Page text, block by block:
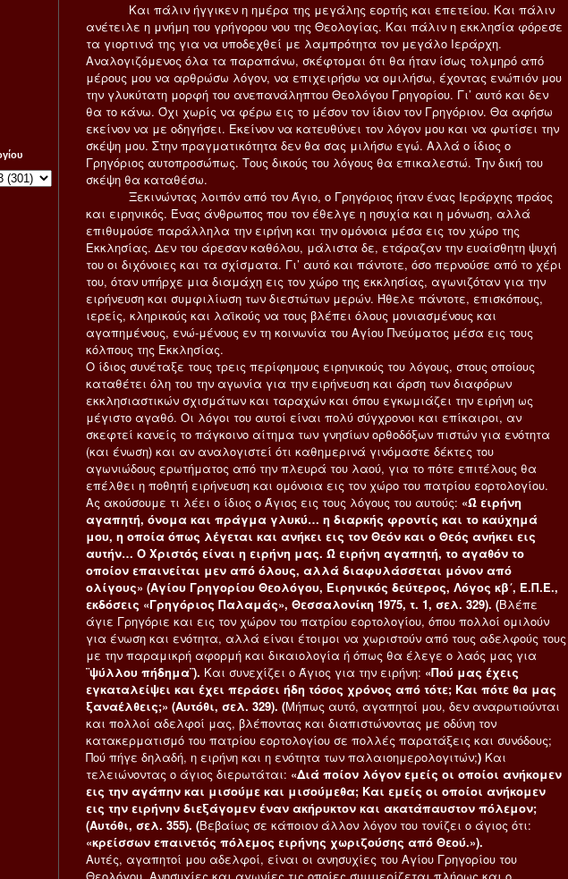
Και πάλιν ήγγικεν η ημέρα της μεγάλης εορτής και επετείου. Και πάλιν
ανέτειλε η μνήμη του γρήγορου νου της Θεολογίας. Και πάλιν η εκκλησία φόρεσε
τα γιορτινά της για να υποδεχθεί με λαμπρότητα τον μεγάλο Ιεράρχη.
Αναλογιζόμενος όλα τα παραπάνω, σκέφτομαι ότι θα ήταν ίσως τολμηρό από
μέρους μου να αρθρώσω λόγον, να επιχειρήσω να ομιλήσω, έχοντας ενώπιόν μου
την γλυκύτατη μορφή του ανεπανάληπτου Θεολόγου Γρηγορίου. Γι’ αυτό και δεν
θα το κάνω. Όχι χωρίς να φέρω εις το μέσον τον ίδιον τον Γρηγόριον. Θα αφήσω
εκείνον να με οδηγήσει. Εκείνον να κατευθύνει τον λόγον μου και να φωτίσει την
σκέψη μου. Στην πραγματικότητα δεν θα σας μιλήσω εγώ. Αλλά ο ίδιος ο
Γρηγόριος αυτοπροσώπως. Τους δικούς του λόγους θα επικαλεστώ. Την δική του
σκέψη θα καταθέσω.
Ξεκινώντας λοιπόν από τον Άγιο, ο Γρηγόριος ήταν ένας Ιεράρχης πράος
και ειρηνικός. Ένας άνθρωπος που τον έθελγε η ησυχία και η μόνωση, αλλά
επιθυμούσε παράλληλα την ειρήνη και την ομόνοια μέσα εις τον χώρο της
Εκκλησίας. Δεν του άρεσαν καθόλου, μάλιστα δε, ετάραζαν την ευαίσθητη ψυχή
του οι διχόνοιες και τα σχίσματα. Γι’ αυτό και πάντοτε, όσο περνούσε από το χέρι
του, όταν υπήρχε μια διαμάχη εις τον χώρο της εκκλησίας, αγωνιζόταν για την
ειρήνευση και συμφιλίωση των διεστώτων μερών. Ήθελε πάντοτε, επισκόπους,
ιερείς, κληρικούς και λαϊκούς να τους βλέπει όλους μονιασμένους και
αγαπημένους, ενώ-μένους εν τη κοινωνία του Αγίου Πνεύματος μέσα εις τους
κόλπους της Εκκλησίας.
Ο ίδιος συνέταξε τους τρεις περίφημους ειρηνικούς του λόγους, στους οποίους
καταθέτει όλη του την αγωνία για την ειρήνευση και άρση των διαφόρων
εκκλησιαστικών σχισμάτων και ταραχών και όπου εγκωμιάζει την ειρήνη ως
μέγιστο αγαθό. Οι λόγοι του αυτοί είναι πολύ σύγχρονοι και επίκαιροι, αν
σκεφτεί κανείς το πάγκοινο αίτημα των γνησίων ορθοδόξων πιστών για ενότητα
(και ένωση) και αν αναλογιστεί ότι καθημερινά γινόμαστε δέκτες του
αγωνιώδους ερωτήματος από την πλευρά του λαού, για το πότε επιτέλους θα
επέλθει η ποθητή ειρήνευση και ομόνοια εις τον χώρο του πατρίου εορτολογίου.
Ας ακούσουμε τι λέει ο ίδιος ο Άγιος εις τους λόγους του αυτούς: «Ώ ειρήνη
αγαπητή, όνομα και πράγμα γλυκύ… η διαρκής φροντίς και το καύχημά
μου, η οποία όπως λέγεται και ανήκει εις τον Θεόν και ο Θεός ανήκει εις
αυτήν… Ο Χριστός είναι η ειρήνη μας. Ώ ειρήνη αγαπητή, το αγαθόν το
οποίον επαινείται μεν από όλους, αλλά διαφυλάσσεται μόνον από
ολίγους» (Αγίου Γρηγορίου Θεολόγου, Ειρηνικός δεύτερος, Λόγος κβ΄, Ε.Π.Ε.,
εκδόσεις «Γρηγόριος Παλαμάς», Θεσσαλονίκη 1975, τ. 1, σελ. 329). (Βλέπε
άγιε Γρηγόριε και εις τον χώρον του πατρίου εορτολογίου, όπου πολλοί ομιλούν
για ένωση και ενότητα, αλλά είναι έτοιμοι να χωριστούν από τους αδελφούς τους
με την παραμικρή αφορμή και δικαιολογία ή όπως θα έλεγε ο λαός μας για
¨ψύλλου πήδημα¨). Και συνεχίζει ο Άγιος για την ειρήνη: «Πού μας έχεις
εγκαταλείψει και έχει περάσει ήδη τόσος χρόνος από τότε; Και πότε θα μας
ξαναέλθεις;» (Αυτόθι, σελ. 329). (Μήπως αυτό, αγαπητοί μου, δεν αναρωτιούνται
και πολλοί αδελφοί μας, βλέποντας και διαπιστώνοντας με οδύνη τον
κατακερματισμό του πατρίου εορτολογίου σε πολλές παρατάξεις και συνόδους;
Πού πήγε δηλαδή, η ειρήνη και η ενότητα των παλαιοημερολογιτών;) Και
τελειώνοντας ο άγιος διερωτάται: «Διά ποίον λόγον εμείς οι οποίοι ανήκομεν
εις την αγάπην και μισούμε και μισούμεθα; Και εμείς οι οποίοι ανήκομεν
εις την ειρήνην διεξάγομεν έναν ακήρυκτον και ακατάπαυστον πόλεμον;
(Αυτόθι, σελ. 355). (Βεβαίως σε κάποιον άλλον λόγον του τονίζει ο άγιος ότι:
«κρείσσων επαινετός πόλεμος ειρήνης χωριζούσης από Θεού.»).
Αυτές, αγαπητοί μου αδελφοί, είναι οι ανησυχίες του Αγίου Γρηγορίου του